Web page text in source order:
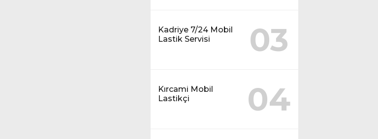
Kadriye 7/24 Mobil
Lastik Servisi
03
Kırcami Mobil
Lastikçi
04